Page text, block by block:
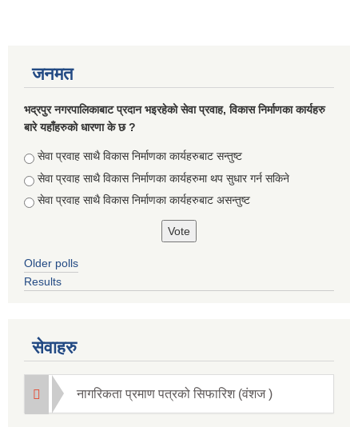
जनमत
भद्रपुर नगरपालिकाबाट प्रदान भइरहेको सेवा प्रवाह, विकास निर्माणका कार्यहरु
बारे यहाँहरुको धारणा के छ ?
Choices
सेवा प्रवाह साथै विकास निर्माणका कार्यहरुबाट सन्तुष्ट
सेवा प्रवाह साथै विकास निर्माणका कार्यहरुमा थप सुधार गर्न सकिने
सेवा प्रवाह साथै विकास निर्माणका कार्यहरुबाट असन्तुष्ट
Older polls
Results
सेवाहरु
नागरिकता प्रमाण पत्रको सिफारिश (वंशज )